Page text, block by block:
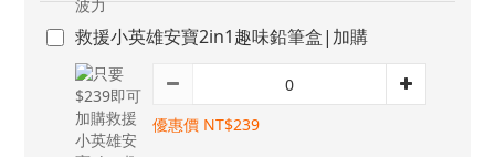
救援小英雄安寶2in1趣味鉛筆盒|加購
優惠價 NT$239